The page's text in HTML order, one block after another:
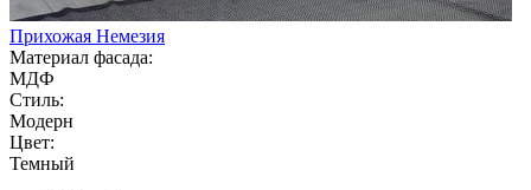
Прихожая Немезия
Материал фасада:
МДФ
Стиль:
Модерн
Цвет:
Темный